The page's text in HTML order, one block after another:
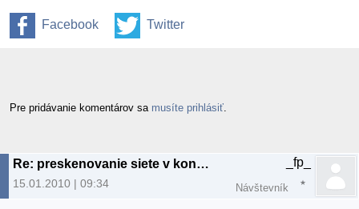
Facebook Twitter
Pre pridávanie komentárov sa musíte prihlásiť
Re: preskenovanie siete v konzole
15.01.2010 | 09:34
_fp_
Návštevník